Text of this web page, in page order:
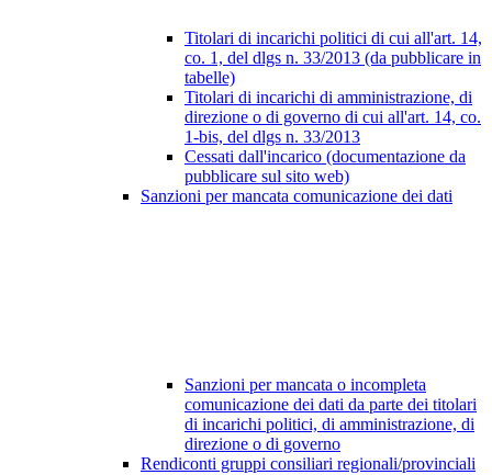
Titolari di incarichi politici di cui all'art. 14,
co. 1, del dlgs n. 33/2013 (da pubblicare in
tabelle)
Titolari di incarichi di amministrazione, di
direzione o di governo di cui all'art. 14, co.
1-bis, del dlgs n. 33/2013
Cessati dall'incarico (documentazione da
pubblicare sul sito web)
Sanzioni per mancata comunicazione dei dati
Sanzioni per mancata o incompleta
comunicazione dei dati da parte dei titolari
di incarichi politici, di amministrazione, di
direzione o di governo
Rendiconti gruppi consiliari regionali/provinciali